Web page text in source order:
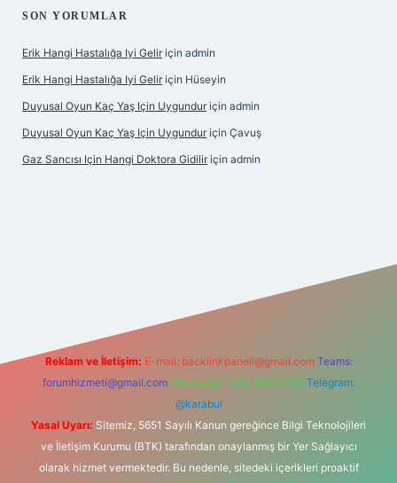
SON YORUMLAR
Erik Hangi Hastalığa Iyi Gelir için admin
Erik Hangi Hastalığa Iyi Gelir için Hüseyin
Duyusal Oyun Kaç Yaş Için Uygundur için admin
Duyusal Oyun Kaç Yaş Için Uygundur için Çavuş
Gaz Sancısı Için Hangi Doktora Gidilir için admin
Reklam ve İletişim: E-mail: backlinkpaneli@gmail.com Teams:
forumhizmeti@gmail.com Whatsapp: 0262 606 0 726 Telegram:
@karabul
Yasal Uyarı: Sitemiz, 5651 Sayılı Kanun gereğince Bilgi Teknolojileri
ve İletişim Kurumu (BTK) tarafından onaylanmış bir Yer Sağlayıcı
olarak hizmet vermektedir. Bu nedenle, sitedeki içerikleri proaktif